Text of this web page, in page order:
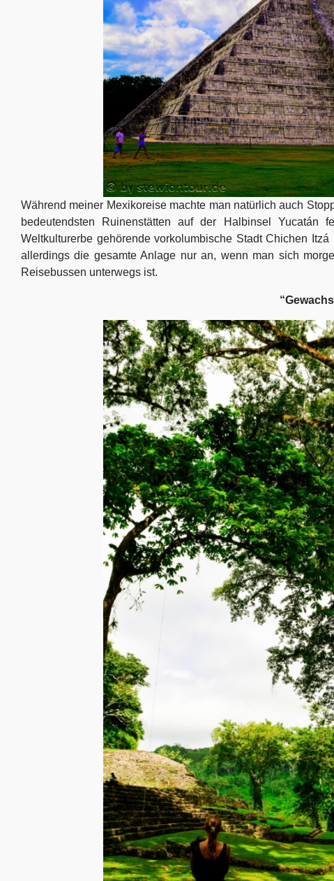
Während meiner Mexikoreise machte man natürlich auch
bedeutendsten Ruinenstätten auf der Halbinsel
Weltkulturerbe gehörende vorkolumbische Stadt Chichen
allerdings die gesamte Anlage nur an, wenn man sich
Reisebussen unterwegs ist.